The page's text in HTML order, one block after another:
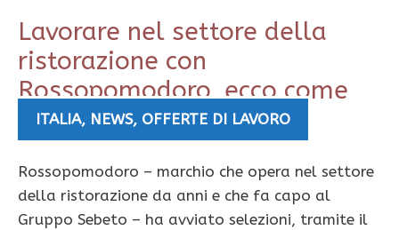
Lavorare nel settore della
ristorazione con
Rossopomodoro, ecco come
ITALIA, NEWS, OFFERTE DI LAVORO
Rossopomodoro – marchio che opera nel settore
della ristorazione da anni e che fa capo al
Gruppo Sebeto – ha avviato selezioni, tramite il